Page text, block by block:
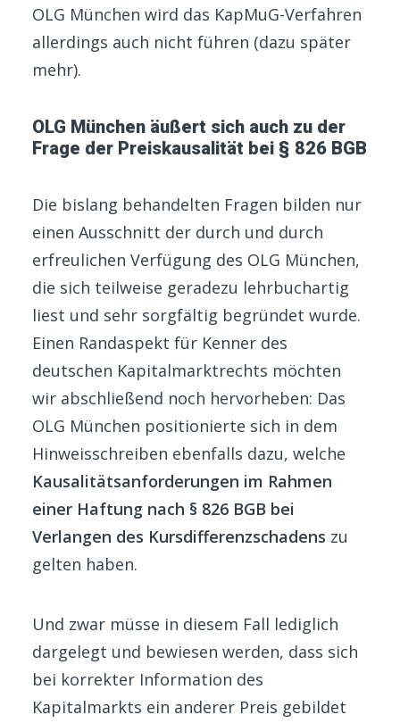
OLG München wird das KapMuG-Verfahren
allerdings auch nicht führen (dazu später
mehr).
OLG München äußert sich auch zu der
Frage der Preiskausalität bei § 826 BGB
Die bislang behandelten Fragen bilden nur
einen Ausschnitt der durch und durch
erfreulichen Verfügung des OLG München,
die sich teilweise geradezu lehrbuchartig
liest und sehr sorgfältig begründet wurde.
Einen Randaspekt für Kenner des
deutschen Kapitalmarktrechts möchten
wir abschließend noch hervorheben: Das
OLG München positionierte sich in dem
Hinweisschreiben ebenfalls dazu, welche
Kausalitätsanforderungen im Rahmen
einer Haftung nach § 826 BGB bei
Verlangen des Kursdifferenzschadens zu
gelten haben.
Und zwar müsse in diesem Fall lediglich
dargelegt und bewiesen werden, dass sich
bei korrekter Information des
Kapitalmarkts ein anderer Preis gebildet